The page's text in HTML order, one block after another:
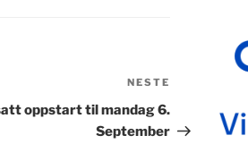
NESTE
oppstart til mandag 6.
September